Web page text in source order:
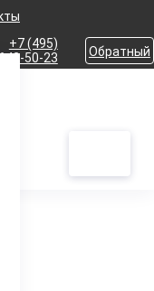
+7 (495)
50-23
Обратный
25нж47нж (НО)